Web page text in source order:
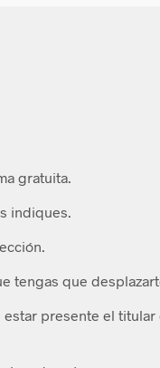
gratuita.
indiques.
tengas que
presente el